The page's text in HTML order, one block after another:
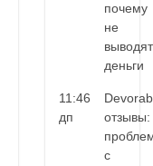
почему
не
выводят
деньги
11:46
дп
отзывы:
с